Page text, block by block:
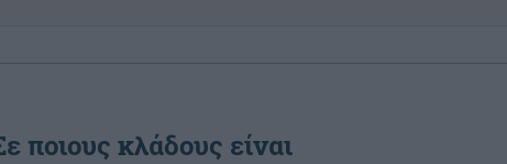
ποιους κλάδους είναι